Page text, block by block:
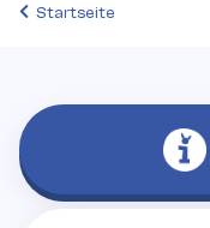
Startseite